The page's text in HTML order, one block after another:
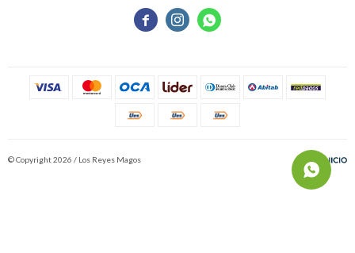
  
© Copyright 2026 / Los Reyes Magos